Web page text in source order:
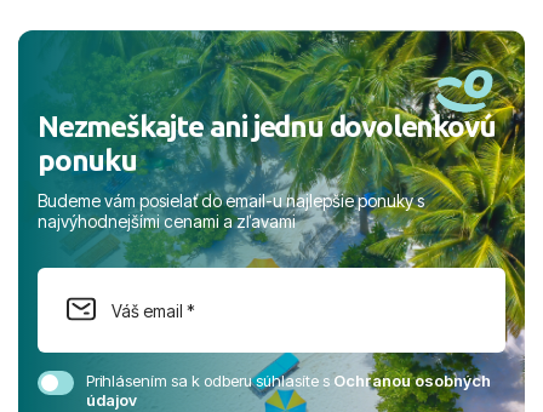
Nezmeškajte ani jednu dovolenkovú
ponuku
Budeme vám posielať do email-u najlepšie ponuky s
najvýhodnejšími cenami a zľavami
Prihlásením sa k odberu súhlasíte sOchranou osobných
údajov